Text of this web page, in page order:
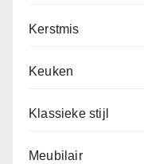
Kerstmis
Keuken
Klassieke stijl
Meubilair